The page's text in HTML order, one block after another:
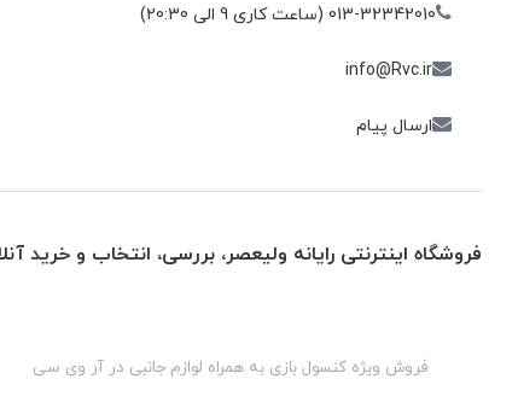
013-32342010 (ساعت کاری 9 الی 20:30)
info@Rvc.ir
ارسال پیام
فروشگاه اینترنتی رایانه ولیعصر، بررسی، انتخاب و خرید
فروش ویژه کنسول بازی به همراه لوازم جانبی در آر وی سی